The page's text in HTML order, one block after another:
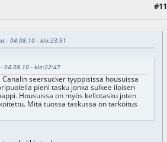
#11
- 04.08.10 - klo:23:51
04.08.10 - klo:22:47
seersucker tyyppisissä housuissa
pieni tasku jonka sulkee iloisen
Housuissa on myös kellotasku joten
Mitä tuossa taskussa on tarkoitus